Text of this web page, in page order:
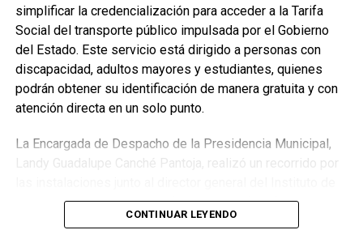
simplificar la credencialización para acceder a la Tarifa
Social del transporte público impulsada por el Gobierno
del Estado. Este servicio está dirigido a personas con
discapacidad, adultos mayores y estudiantes, quienes
podrán obtener su identificación de manera gratuita y con
atención directa en un solo punto.
La Encargada de Despacho de la Presidencia Municipal,
Landy Guadalupe Canché Pantoja, realizó un recorrido por
Movilidad de Quintana Roo (IMOVEQROO), Rafael
Hernández Kotasek, y la titular del IMDAI, Bárbara
CONTINUAR LEYENDO